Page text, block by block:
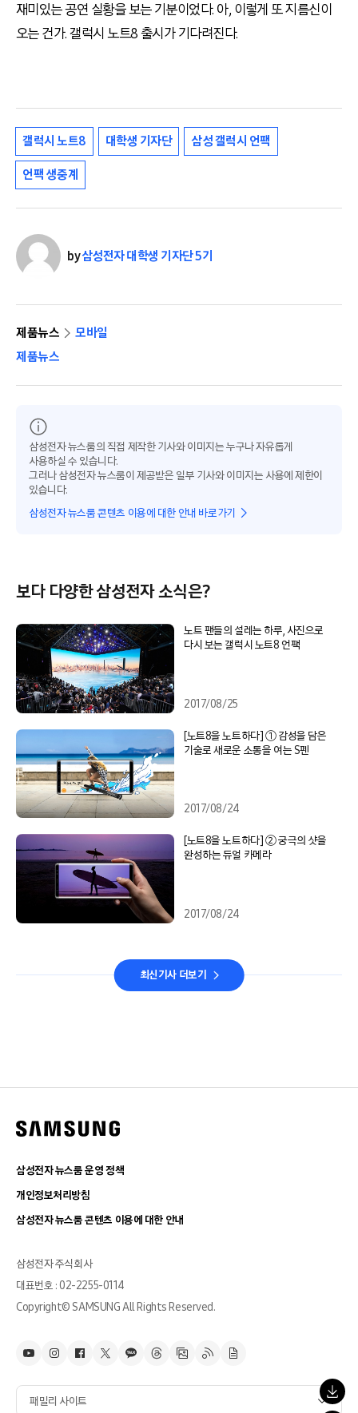
재미있는 공연 실황을 보는 기분이었다. 아, 이렇게 또 지름신이
오는 건가. 갤럭시 노트8 출시가 기다려진다.
갤럭시 노트8 대학생 기자단 삼성 갤럭시 언팩
언팩 생중계
by삼성전자 대학생 기자단 5기
제품뉴스
모바일
제품뉴스
삼성전자 뉴스룸의 직접 제작한 기사와 이미지는 누구나 자유롭게
사용하실 수 있습니다.
그러나 삼성전자 뉴스룸이 제공받은 일부 기사와 이미지는 사용에 제한이
있습니다.
삼성전자 뉴스룸 콘텐츠 이용에 대한 안내 바로가기
보다 다양한 삼성전자 소식은?
노트 팬들의 설레는 하루, 사진으로
다시 보는 갤럭시 노트8 언팩
2017/08/25
[노트8을 노트하다] ① 감성을 담은
기술로 새로운 소통을 여는 S펜
2017/08/24
[노트8을 노트하다] ② 궁극의 샷을
완성하는 듀얼 카메라
2017/08/24
최신기사 더보기
삼성전자 뉴스룸 운영 정책
개인정보처리방침
삼성전자 뉴스룸 콘텐츠 이용에 대한 안내
삼성전자 주식회사
대표번호 : 02-2255-0114
Copyright© SAMSUNG All Rights Reserved.
패밀리 사이트